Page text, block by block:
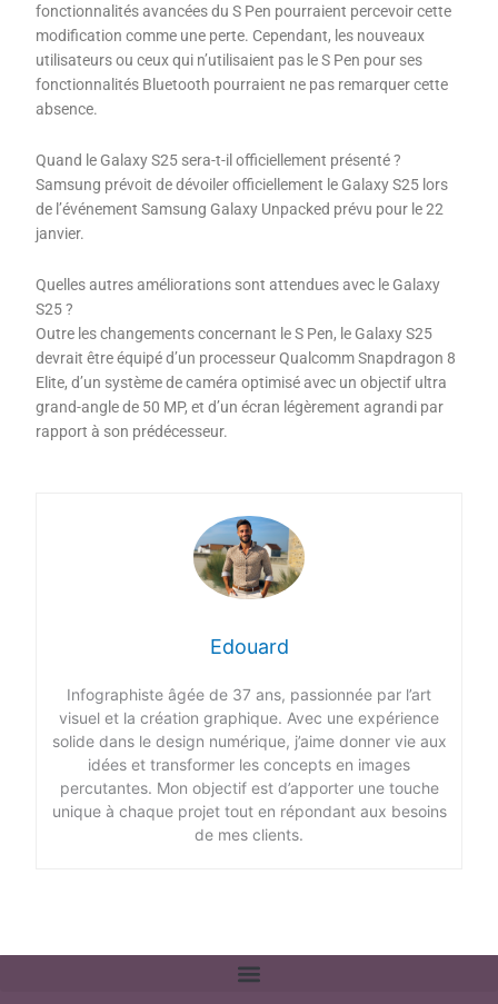
fonctionnalités avancées du S Pen pourraient percevoir cette
modification comme une perte. Cependant, les nouveaux
utilisateurs ou ceux qui n’utilisaient pas le S Pen pour ses
fonctionnalités Bluetooth pourraient ne pas remarquer cette
absence.
Quand le Galaxy S25 sera-t-il officiellement présenté ?
Samsung prévoit de dévoiler officiellement le Galaxy S25 lors
de l’événement Samsung Galaxy Unpacked prévu pour le 22
janvier.
Quelles autres améliorations sont attendues avec le Galaxy
S25 ?
Outre les changements concernant le S Pen, le Galaxy S25
devrait être équipé d’un processeur Qualcomm Snapdragon 8
Elite, d’un système de caméra optimisé avec un objectif ultra
grand-angle de 50 MP, et d’un écran légèrement agrandi par
rapport à son prédécesseur.
Edouard
Infographiste âgée de 37 ans, passionnée par l’art
visuel et la création graphique. Avec une expérience
solide dans le design numérique, j’aime donner vie aux
idées et transformer les concepts en images
percutantes. Mon objectif est d’apporter une touche
unique à chaque projet tout en répondant aux besoins
de mes clients.